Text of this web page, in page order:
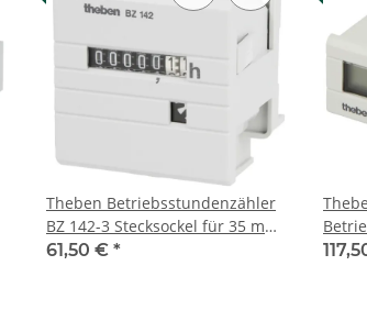
Theben Betriebsstundenzähler
BZ 142-3 Stecksockel für 35 mm
Schiene 1420723
61,50 € *